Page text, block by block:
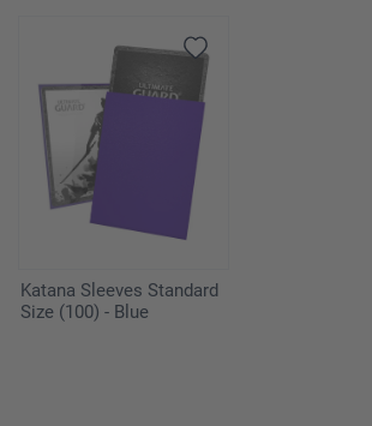
Katana Sleeves Standard
Size (100) - Blue